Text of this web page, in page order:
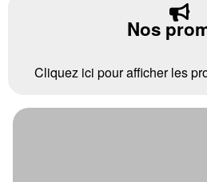
Nos
Cliquez ici pour afficher les